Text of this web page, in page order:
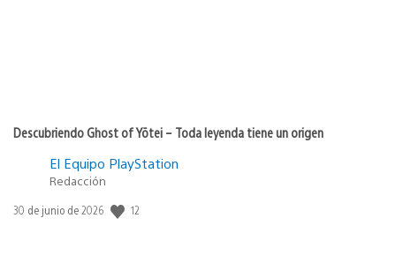
Descubriendo Ghost of Yōtei – Toda leyenda tiene un origen
El Equipo PlayStation
Redacción
Fecha
30 de junio de 2026 12